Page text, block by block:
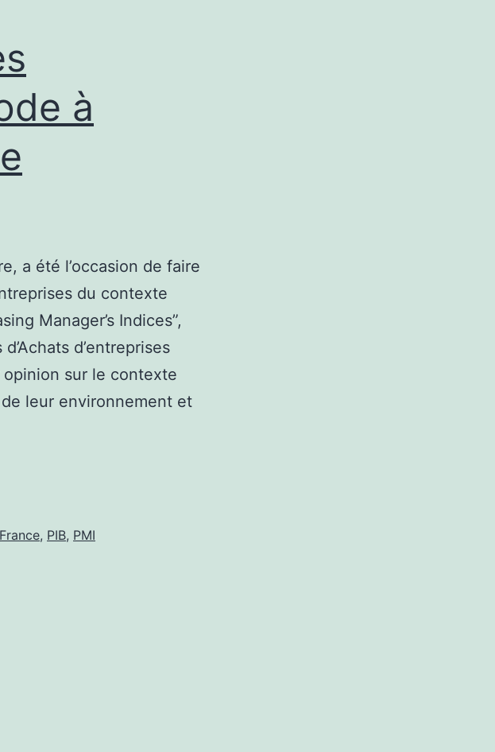
à
a été l’occasion de faire
du contexte
Manager’s Indices”,
d’entreprises
sur le contexte
leur environnement et
France, PIB, PMI